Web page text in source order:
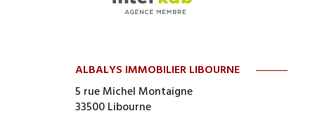
ALBALYS IMMOBILIER LIBOURNE
5 rue Michel Montaigne
33500Libourne